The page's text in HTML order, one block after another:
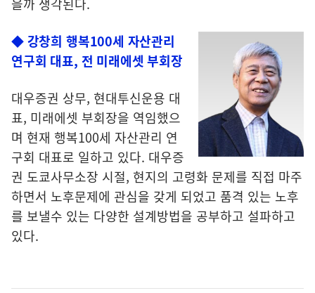
◆ 강창희 행복100세 자산관리
연구회 대표, 전 미래에셋 부회장
대우증권 상무, 현대투신운용 대
표, 미래에셋 부회장을 역임했으
며 현재 행복100세 자산관리 연
구회 대표로 일하고 있다. 대우증
권 도쿄사무소장 시절, 현지의 고령화 문제를 직접 마주
하면서 노후문제에 관심을 갖게 되었고 품격 있는 노후
를 보낼수 있는 다양한 설계방법을 공부하고 설파하고
있다.